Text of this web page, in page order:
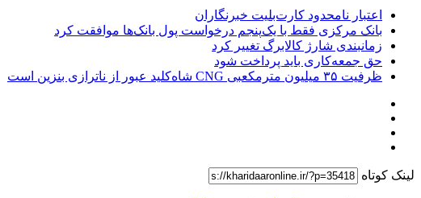
اعتبار نامحدود کارت‌بلیت خبرنگاران
بانک مرکزی فقط با یک‌‎پنجم درخواست پول بانک‌ها موافقت کرد
زمانبندی شارژ کالابرگ تغییر کرد
حق جمعه‌کاری باید پرداخت شود
ظرفیت ۳۵ میلیون مترمکعبی CNG شاه‌کلید عبور از ناترازی بنزین است
لینک کوتاه